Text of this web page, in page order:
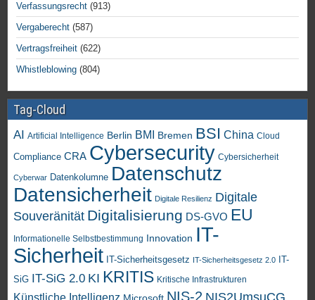
Verfassungsrecht (913)
Vergaberecht (587)
Vertragsfreiheit (622)
Whistleblowing (804)
Tag-Cloud
AI Artificial Intelligence Berlin BMI Bremen BSI China Cloud
Compliance CRA Cybersecurity Cybersicherheit
Cyberwar Datenkolumne Datenschutz
Datensicherheit Digitale Resilienz Digitale
Souveränität Digitalisierung DS-GVO EU
Informationelle Selbstbestimmung Innovation IT-
Sicherheit IT-Sicherheitsgesetz IT-Sicherheitsgesetz 2.0
IT-
SiG IT-SiG 2.0 KI KRITIS Kritische Infrastrukturen
Künstliche Intelligenz NIS-2 NIS2UmsuCG